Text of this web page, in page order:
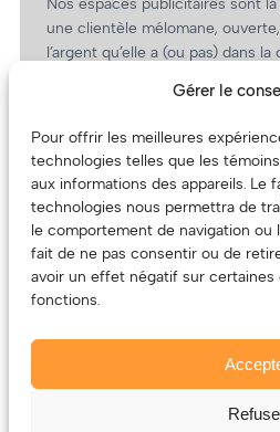
Gérer le
Pour offrir les meilleures
technologies telles que les
aux informations des appareils. Le
technologies nous permettra de
le comportement de navigation ou
fait de ne pas consentir ou de
avoir un effet négatif sur
fonctions.
une clientèle mélomane,
l’argent qu’elle a (ou pas) dans
revient.
(Oui, on va avoir des tarifs
artistes!)